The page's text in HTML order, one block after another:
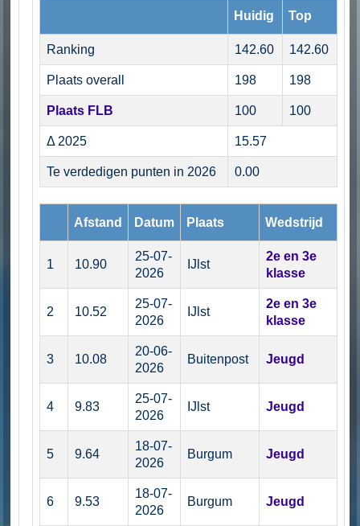
Huidig Top
Ranking 142.60 142.60
Plaats overall 198 198
Plaats FLB 100 100
Δ 2025 15.57
Te verdedigen punten in 2026 0.00
Afstand Datum Plaats Wedstrijd
1 10.90
25-07-
2026
IJlst
2e en 3e
klasse
2 10.52
25-07-
2026
IJlst
2e en 3e
klasse
3 10.08
20-06-
2026
Buitenpost Jeugd
4 9.83
25-07-
2026
IJlst Jeugd
5 9.64
18-07-
2026
Burgum Jeugd
6 9.53
18-07-
2026
Burgum Jeugd